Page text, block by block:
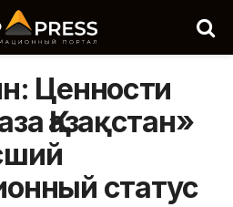
Ценности
Қазақстан»
статус